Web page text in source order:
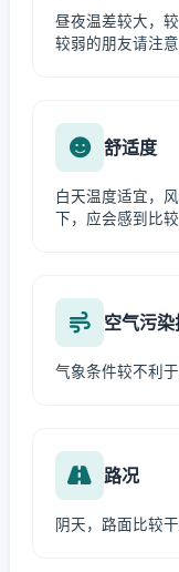
昼夜温差较大，
较弱的朋友请注意
舒适度
白天温度适宜，
下，应会感到比较
空气污
气象条件较不利
路况
阴天，路面比较